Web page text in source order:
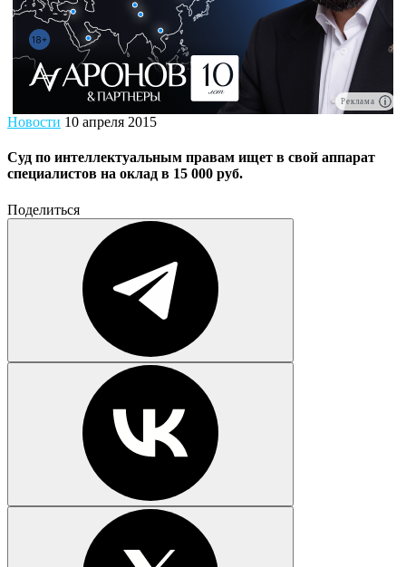
Реклама
Новости 10 апреля 2015
Суд по интеллектуальным правам ищет в свой аппарат
специалистов на оклад в 15 000 руб.
Поделиться